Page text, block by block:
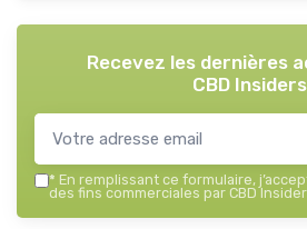
Recevez les dernières
CBD Insiders
* En remplissant ce formulaire,
des fins commerciales par CBD